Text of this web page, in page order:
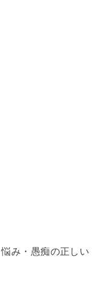
み・愚痴の正しい